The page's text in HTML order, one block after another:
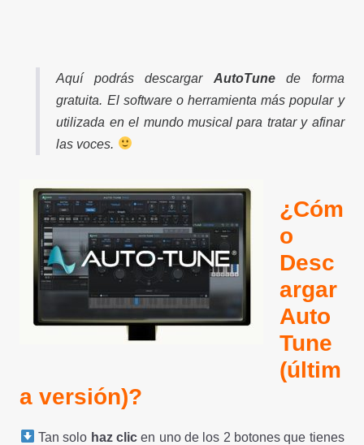
Aquí podrás descargar AutoTunede forma
gratuita. El software o herramienta más popular y
utilizada en el mundo musical para tratar y afinar
las voces.
¿Cóm
o
Desc
argar
Auto
Tune
(últim
a versión)?
Tan solo haz clic en uno de los 2 botones que tienes